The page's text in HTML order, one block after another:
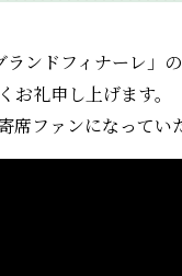
ンドフィナーレ」
礼申し上げます。
ファンになって